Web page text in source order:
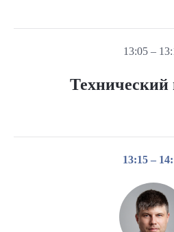
13:05 –
Технический
13:15 –